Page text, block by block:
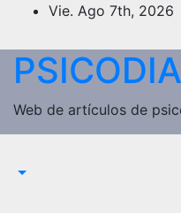
Saltar
contenido
Vie. Ago 7th, 2026
Web de artículos de